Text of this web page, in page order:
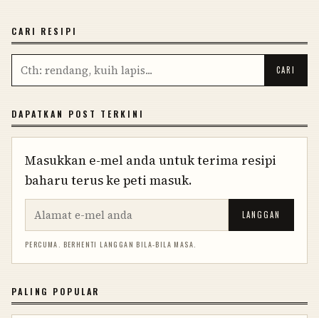
CARI RESIPI
DAPATKAN POST TERKINI
Masukkan e-mel anda untuk terima resipi
baharu terus ke peti masuk.
LANGGAN
PERCUMA. BERHENTI LANGGAN BILA-BILA MASA.
PALING POPULAR